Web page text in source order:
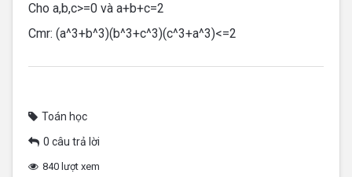
Cho a,b,c>=0 và a+b+c=2
Cmr: (a^3+b^3)(b^3+c^3)(c^3+a^3)<=2
Toán học
0 câu trả lời
840 lượt xem